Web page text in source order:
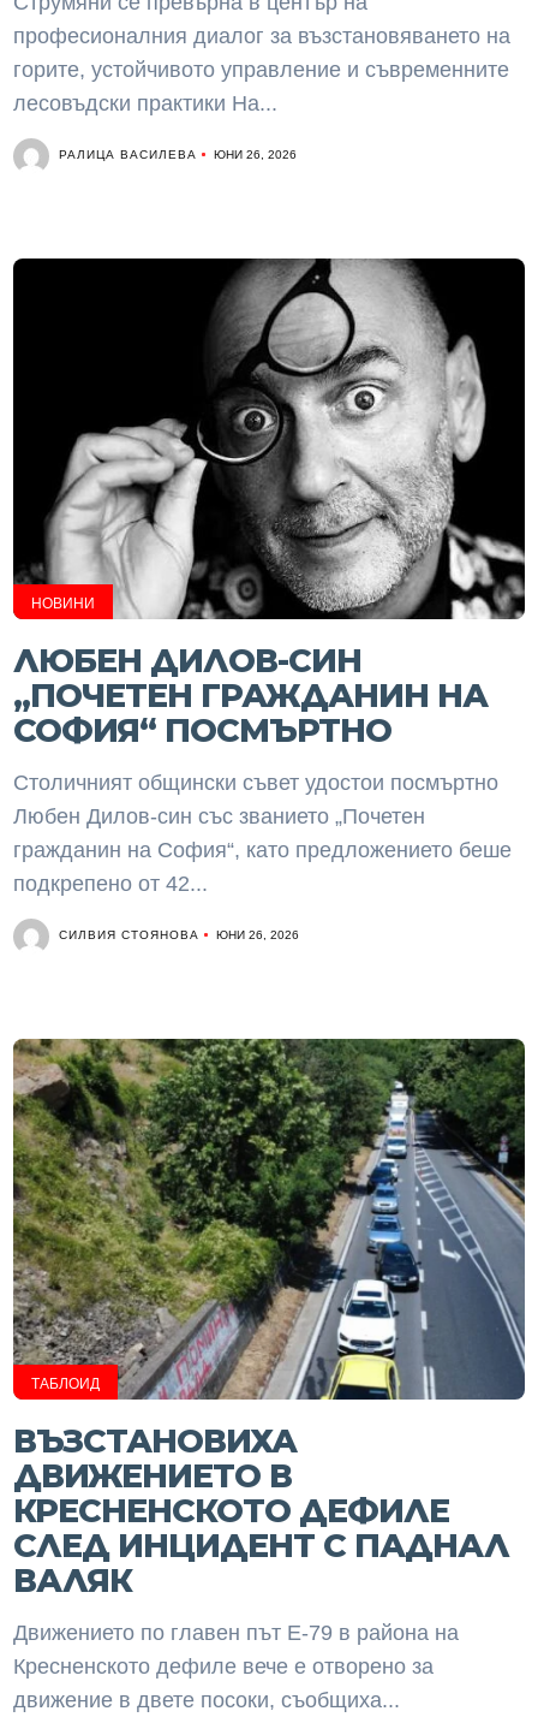
професионалния диалог за възстановяването на
горите, устойчивото управление и съвременните
лесовъдски практики На...
РАЛИЦА ВАСИЛЕВА ЮНИ 26, 2026
НОВИНИ
ЛЮБЕН ДИЛОВ-СИН
„ПОЧЕТЕН ГРАЖДАНИН НА
СОФИЯ“ ПОСМЪРТНО
Столичният общински съвет удостои посмъртно
Любен Дилов‑син със званието „Почетен
гражданин на София“, като предложението беше
подкрепено от 42...
СИЛВИЯ СТОЯНОВА ЮНИ 26, 2026
ТАБЛОИД
ВЪЗСТАНОВИХА
ДВИЖЕНИЕТО В
КРЕСНЕНСКОТО ДЕФИЛЕ
СЛЕД ИНЦИДЕНТ С ПАДНАЛ
ВАЛЯК
Движението по главен път Е-79 в района на
Кресненското дефиле вече е отворено за
движение в двете посоки, съобщиха...